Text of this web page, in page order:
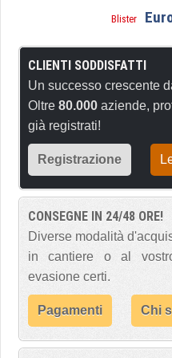
Blister
CLIENTI SODDISFATTI
Un successo crescente
Oltre 80.000 aziende,
già registrati!
Registrazione
CONSEGNE IN 24/48 ORE!
Diverse modalità
in cantiere o al
evasione certi.
Pagamenti Chi